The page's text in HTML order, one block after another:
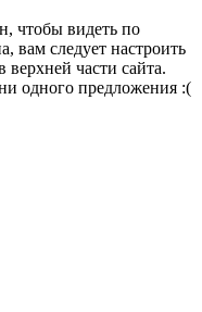
чтобы видеть по
вам следует настроить
части сайта.
одного предложения :(